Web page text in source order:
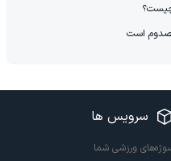
مصدوم است
سرویس ها
ورزشی شما